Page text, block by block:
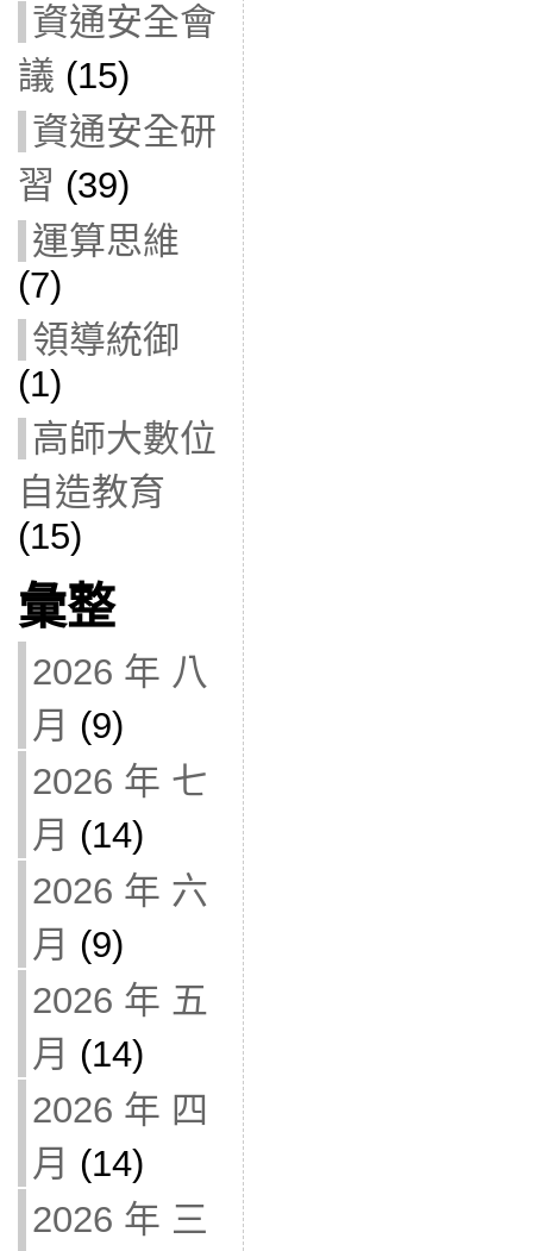
資通安全會
議 (15)
資通安全研
習 (39)
運算思維
(7)
領導統御
(1)
高師大數位
自造教育
(15)
彙整
2026 年 八
月 (9)
2026 年 七
月 (14)
2026 年 六
月 (9)
2026 年 五
月 (14)
2026 年 四
月 (14)
2026 年 三